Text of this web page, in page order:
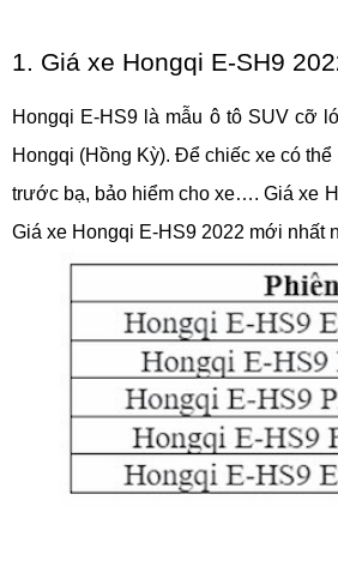
1. Giá xe Hongqi E-SH9
Hongqi E-HS9 là mẫu ô tô SUV cỡ
Hongqi (Hồng Kỳ). Để chiếc xe có
trước bạ, bảo hiểm cho xe…. Giá xe
Giá xe Hongqi E-HS9 2022 mới nhất